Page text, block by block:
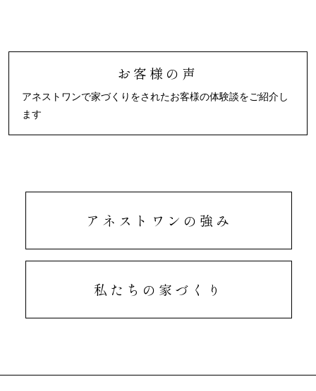
お客様の声
アネストワンで家づくりをされたお客様の体験談をご紹介し
ます
アネストワンの強み
私たちの家づくり